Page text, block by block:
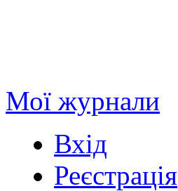
Мої журнали
Вхід
Реєстрація